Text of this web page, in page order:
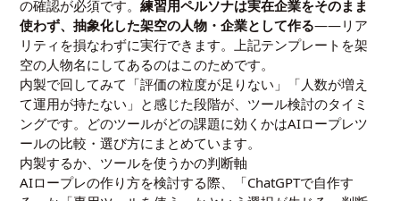
の確認が必須です。練習用ペルソナは実在企業をそのまま
使わず、抽象化した架空の人物・企業として作る——リア
リティを損なわずに実行できます。上記テンプレートを架
空の人物名にしてあるのはこのためです。
内製で回してみて「評価の粒度が足りない」「人数が増え
て運用が持たない」と感じた段階が、ツール検討のタイミ
ングです。どのツールがどの課題に効くかはAIロープレツ
ールの比較・選び方にまとめています。
内製するか、ツールを使うかの判断軸
AIロープレの作り方を検討する際、「ChatGPTで自作す